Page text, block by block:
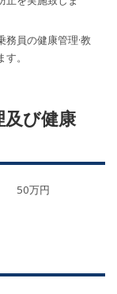
員の健康管理·教
。
び健康
50万円